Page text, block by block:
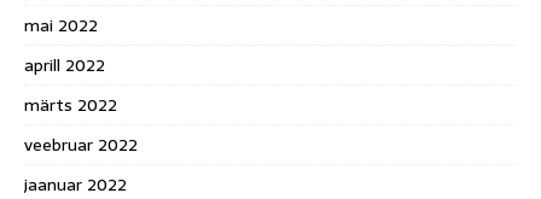
mai 2022
aprill 2022
märts 2022
veebruar 2022
jaanuar 2022